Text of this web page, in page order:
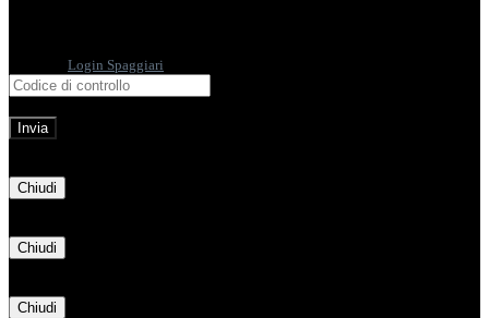
Login Spaggiari
Chiudi
Chiudi
Chiudi